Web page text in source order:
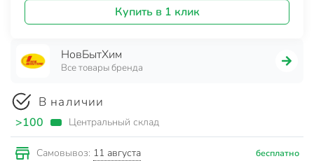
Купить в 1 клик
НовБытХим
Все товары бренда
В наличии
>100 Центральный склад
Самовывоз: 11 августа бесплатно